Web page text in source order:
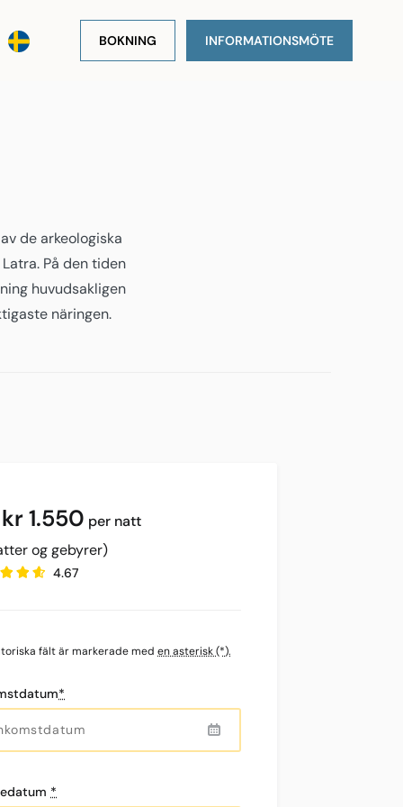
BOKNING INFORMATIONSMÖTE
de arkeologiska
På den tiden
huvudsakligen
näringen.
kr1.550 per natt
og gebyrer)
4.67
fält är markerade meden asterisk (*).
*
*